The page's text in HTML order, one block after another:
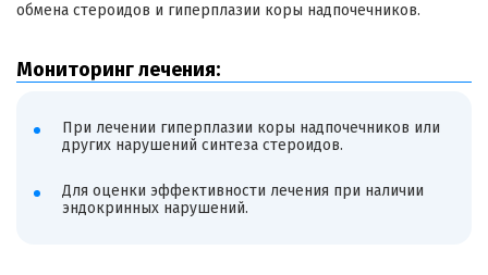
обмена стероидов и гиперплазии коры надпочечников.
Мониторинг лечения:
При лечении гиперплазии коры надпочечников или
других нарушений синтеза стероидов.
Для оценки эффективности лечения при наличии
эндокринных нарушений.